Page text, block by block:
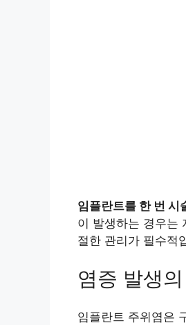
임플란트를 한 번 시
이 발생하는 경우는
절한 관리가 필수적
염증 발생
임플란트 주위염은